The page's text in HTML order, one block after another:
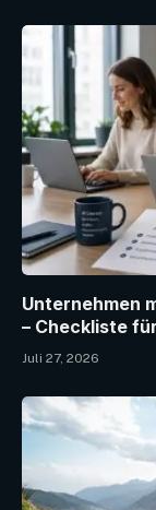
Unternehmen
– Checkliste
Juli 27, 2026